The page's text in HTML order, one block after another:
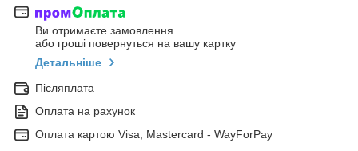
Ви отримаєте замовлення
або гроші повернуться на вашу картку
Детальніше
Післяплата
Оплата на рахунок
Оплата картою Visa, Mastercard - WayForPay